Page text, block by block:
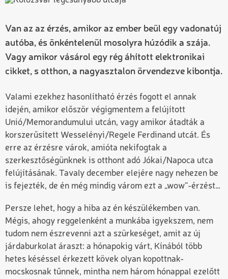
Van az az érzés, amikor az ember beül egy vadonatúj
autóba, és önkéntelenül mosolyra húzódik a szája.
Vagy amikor vásárol egy rég áhított elektronikai
cikket, s otthon, a nagyasztalon örvendezve kibontja.
Valami ezekhez hasonlítható érzés fogott el annak
idején, amikor először végigmentem a felújított
Unió/Memorandumului utcán, vagy amikor átadták a
korszerűsített Wesselényi/Regele Ferdinand utcát. És
erre az érzésre várok, amióta nekifogtak a
szerkesztőségünknek is otthont adó Jókai/Napoca utca
felújításának. Tavaly december elejére nagy nehezen be
is fejezték, de én még mindig várom ezt a „wow”-érzést…
Persze lehet, hogy a hiba az én készülékemben van.
Mégis, ahogy reggelenként a munkába igyekszem, nem
tudom nem észrevenni azt a szürkeséget, amit az új
járdaburkolat áraszt: a hónapokig várt, Kínából több
hetes késéssel érkezett kövek olyan kopottnak-
mocskosnak tűnnek, mintha nem három hónappal ezelőtt